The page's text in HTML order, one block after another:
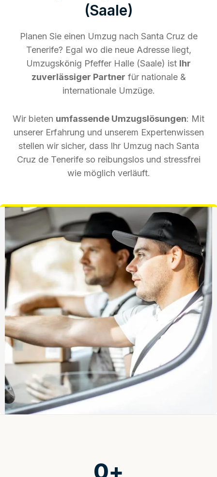
(Saale)
Planen Sie einen Umzug nach Santa Cruz de
Tenerife? Egal wo die neue Adresse liegt,
Umzugskönig Pfeffer Halle (Saale) ist Ihr
zuverlässiger Partner für nationale &
internationale Umzüge.
Wir bieten umfassende Umzugslösungen: Mit
unserer Erfahrung und unserem Expertenwissen
stellen wir sicher, dass Ihr Umzug nach Santa
Cruz de Tenerife so reibungslos und stressfrei
wie möglich verläuft.
0+